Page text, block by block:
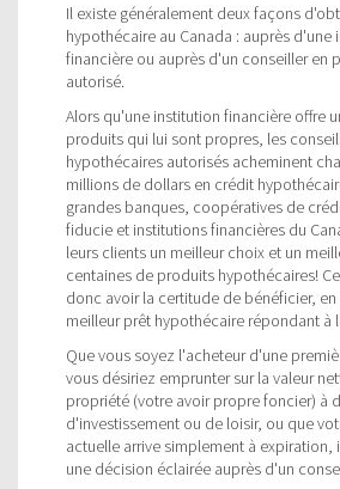
Il existe généralement deux façons
hypothécaire au Canada : auprès d'une
financière ou auprès d'un conseiller en
autorisé.
Alors qu'une institution financière offre
produits qui lui sont propres, les
hypothécaires autorisés acheminent
millions de dollars en crédit
grandes banques, coopératives de
fiducie et institutions financières du
leurs clients un meilleur choix et un
centaines de produits hypothécaires!
donc avoir la certitude de bénéficier,
meilleur prêt hypothécaire répondant à
Que vous soyez l'acheteur d'une
vous désiriez emprunter sur la valeur
propriété (votre avoir propre foncier) à
d'investissement ou de loisir, ou que
actuelle arrive simplement à expiration,
une décision éclairée auprès d'un